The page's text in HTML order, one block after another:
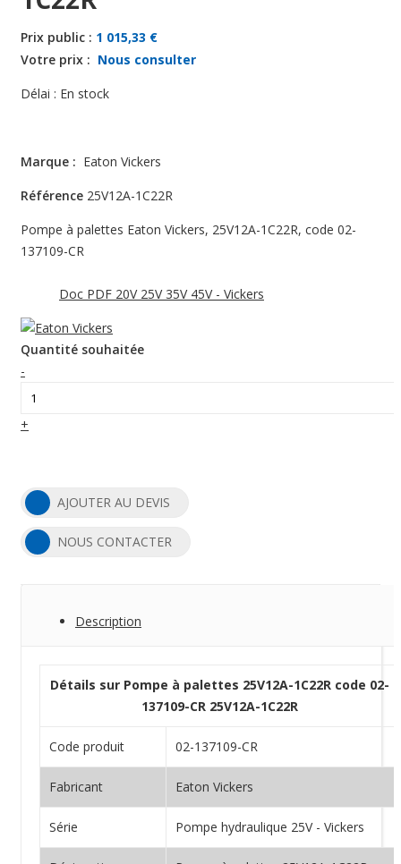
Prix public : 1 015,33 €
Votre prix : Nous consulter
Délai : En stock
Marque : Eaton Vickers
Référence 25V12A-1C22R
Pompe à palettes Eaton Vickers, 25V12A-1C22R, code 02-
137109-CR
Doc PDF 20V 25V 35V 45V - Vickers
Quantité souhaitée
-
+
AJOUTER AU DEVIS
NOUS CONTACTER
Description
Détails sur Pompe à palettes 25V12A-1C22R code 02-
137109-CR 25V12A-1C22R
Code produit 02-137109-CR
Fabricant Eaton Vickers
Série Pompe hydraulique 25V - Vickers